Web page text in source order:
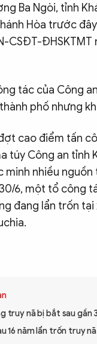
Ba Ngòi, tỉnh
Hòa trước
CSĐT-ĐHSKTMT
tác của Công
phố nhưng
cao điểm tấn
túy Công an tỉnh
minh nhiều
6, một tổ công
đang lẩn trốn tại
truy nã bị bắt sau gần
16 năm lẩn trốn truy